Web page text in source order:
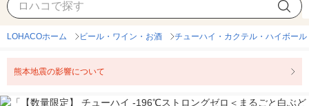
LOHACOホーム ビール・ワイン・お酒 チューハイ・カクテル・ハイボール
熊本地震の影響について